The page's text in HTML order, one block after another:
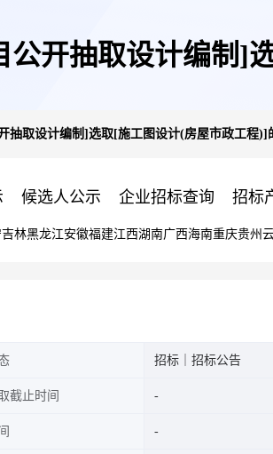
开抽取设计编制]
抽取设计编制]选取[施工图设计(房屋市政工程)]
候选人公示 企业招标查询 招标
吉林黑龙江安徽福建江西湖南广西海南重庆贵州
招标｜招标公告
截止时间